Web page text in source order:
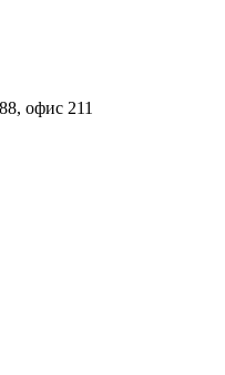
офис 211